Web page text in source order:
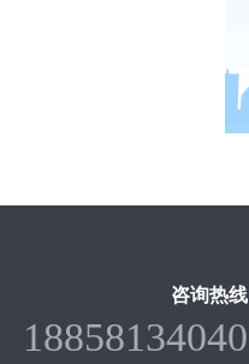
咨询热线
18858134040